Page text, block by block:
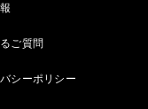
ご質問
シーポリシー